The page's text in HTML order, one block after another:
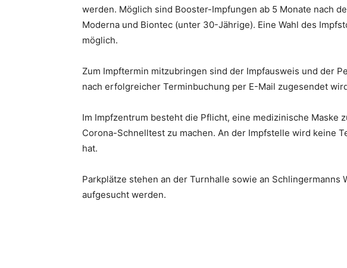
werden. Möglich sind Booster-Impfungen ab 5 Monate nach
Moderna und Biontec (unter 30-Jährige). Eine Wahl des
möglich.
Zum Impftermin mitzubringen sind der Impfausweis und der
nach erfolgreicher Terminbuchung per E-Mail zugesendet
Im Impfzentrum besteht die Pflicht, eine medizinische Maske
Corona-Schnelltest zu machen. An der Impfstelle wird keine
hat.
Parkplätze stehen an der Turnhalle sowie an
aufgesucht werden.